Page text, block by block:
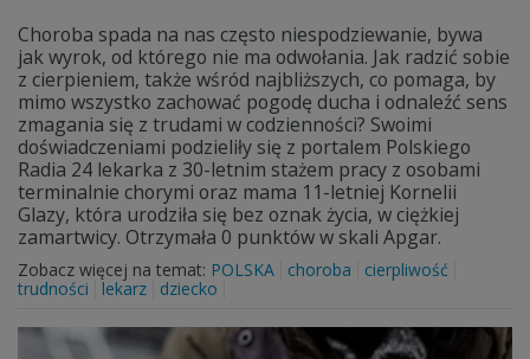
Choroba spada na nas często niespodziewanie, bywa
jak wyrok, od którego nie ma odwołania. Jak radzić sobie
z cierpieniem, także wśród najbliższych, co pomaga, by
mimo wszystko zachować pogodę ducha i odnaleźć sens
zmagania się z trudami w codzienności? Swoimi
doświadczeniami podzieliły się z portalem Polskiego
Radia 24 lekarka z 30-letnim stażem pracy z osobami
terminalnie chorymi oraz mama 11-letniej Kornelii
Glazy, która urodziła się bez oznak życia, w ciężkiej
zamartwicy. Otrzymała 0 punktów w skali Apgar.
Zobacz więcej na temat: POLSKA choroba
cierpliwość
trudności
lekarz dziecko